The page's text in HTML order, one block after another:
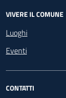
VIVERE IL COMUNE
Luoghi
Eventi
CONTATTI